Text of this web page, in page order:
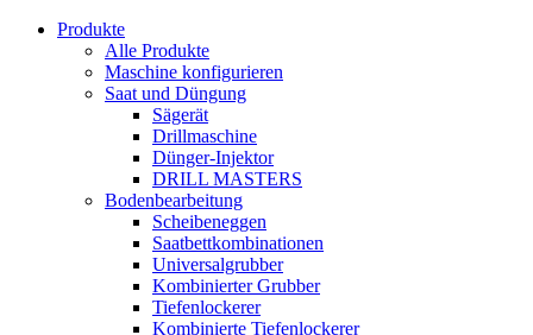
Produkte
Alle Produkte
Maschine konfigurieren
Saat und Düngung
Sägerät
Drillmaschine
Dünger-Injektor
DRILL MASTERS
Bodenbearbeitung
Scheibeneggen
Saatbettkombinationen
Universalgrubber
Kombinierter Grubber
Tiefenlockerer
Kombinierte Tiefenlockerer